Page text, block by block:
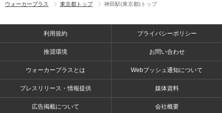
ウォーカープラス 東京都トップ 神田駅(東京都)トップ
利用規約 プライバシーポリシー
推奨環境 お問い合わせ
ウォーカープラスとは Webプッシュ通知について
プレスリリース・情報提供 媒体資料
広告掲載について 会社概要